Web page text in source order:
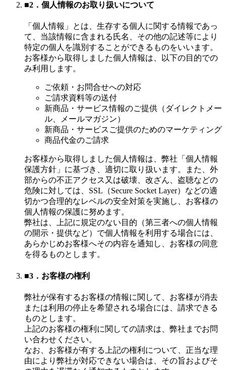
■2．個人情報のお取り扱いについて
「個人情報」とは、生存する個人に関する情報であっ
て、当該情報に含まれる氏名、その他の記述等により
特定の個人を識別することができるものをいいます。
お客様から取得しました個人情報は、以下の目的での
み利用します。
ご依頼・お問合せへの対応
ご請求資料等の送付
新商品・サービス情報のご提供（ダイレクトメー
ル、メールマガジン）
新商品・サービスご提供のためのマーケティング
商品代金のご請求
お客様から取得しました個人情報は、弊社「個人情報
保護方針」に基づき、適切に取り扱います。また、外
部からの不正アクセス又は破壊、改ざん、盗聴などの
危険に対しては、SSL（Secure Socket Layer）などの適
切かつ合理的なレベルの安全対策を実施し、お客様の
個人情報の保護に努めます。
弊社は、上記に規定のない目的（第三者への個人情報
の開示・提供など）で個人情報を利用する場合には、
あらかじめお客様へその内容を通知し、お客様の同意
を得るものとします。
■3．お客様の権利
弊社が保有するお客様の情報に関して、お客様が消去
または利用の停止を希望される場合には、請求できる
ものとします。
上記のお客様の権利に関しての請求は、弊社までお問
い合わせください。
なお、お客様が有する上記の権利について、正当な理
由により弊社が対応できない場合は、その旨およびそ